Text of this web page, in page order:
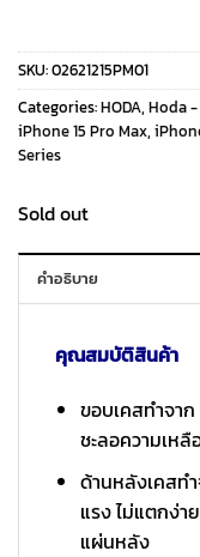
was:
SKU:02621215PM01
Categories:HODA, Hoda -
iPhone 15 Pro Max,
Series
Sold out
คำอธิบาย
คุณสมบัติสินค้า
ขอบเคสทำจา
ชะลอความเห
ด้านหลังเคสท
แรง ไม่แตกง่า
แผ่นหลัง